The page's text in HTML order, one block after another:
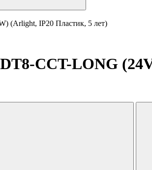
(Arlight, IP20 Пластик, 5 лет)
CCT-LONG